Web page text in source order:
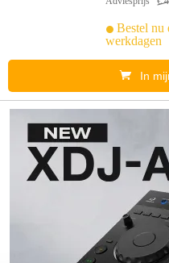
Bestel nu
werkdagen
In